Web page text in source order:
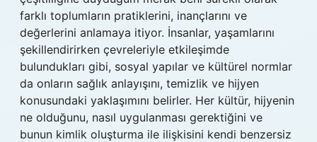
farklı toplumların pratiklerini, inançlarını ve
değerlerini anlamaya itiyor. İnsanlar, yaşamlarını
şekillendirirken çevreleriyle etkileşimde
bulundukları gibi, sosyal yapılar ve kültürel normlar
da onların sağlık anlayışını, temizlik ve hijyen
konusundaki yaklaşımını belirler. Her kültür, hijyenin
ne olduğunu, nasıl uygulanması gerektiğini ve
bunun kimlik oluşturma ile ilişkisini kendi benzersiz